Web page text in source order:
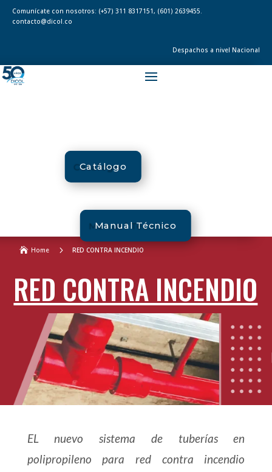
Comunícate con nosotros: (+57) 311 8317151, (601) 2639455.
contacto@dicol.co
Despachos a nivel Nacional
Catálogo
Manual Técnico
 Home 5 RED CONTRA INCENDIO
RED CONTRA INCENDIO
EL nuevo sistema de tuberías en
polipropileno para red contra incendio